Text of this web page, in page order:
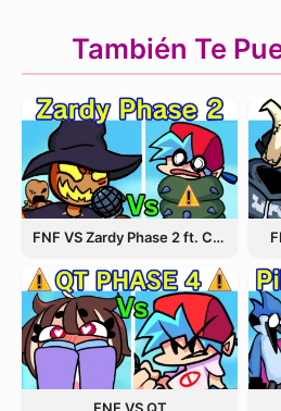
También Te
FNF VS Zardy Phase 2 ft. CableCrow